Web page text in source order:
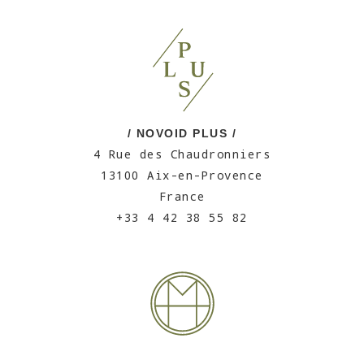
/ NOVOID PLUS /
4 Rue des Chaudronniers
13100 Aix-en-Provence
France
+33 4 42 38 55 82